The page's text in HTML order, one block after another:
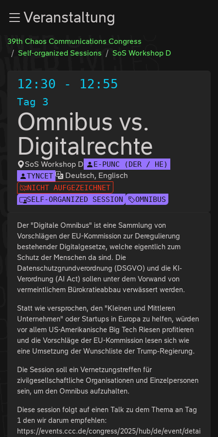
Zum InhaltVeranstaltung
39th Chaos Communications Congress
Self-organized Sessions
SoS Workshop D
12:30 - 12:55
Tag 3
Omnibus vs.
Digitalrechte
SoS Workshop D
E-PUNC (DER / HE)
TYNCET
Deutsch, Englisch
NICHT AUFGEZEICHNET
SELF-ORGANIZED SESSION
OMNIBUS
Der "Digitale Omnibus" ist eine Sammlung von
Vorschlägen der EU-Kommission zur Deregulierung
bestehender Digitalgesetze, welche eigentlich zum
Schutz der Menschen da sind. Die
Datenschutzgrundverordnung (DSGVO) und die KI-
Verordnung (AI Act) sollen unter dem Vorwand von
vermeintlichem Bürokratieabbau verwässert werden.
Statt wie versprochen, den "Kleinen und Mittleren
Unternehmen" oder Startups in Europa zu helfen, würden
vor allem US-Amerikanische Big Tech Riesen profitieren
und die Vorschläge der EU-Kommission lesen sich wie
eine Umsetzung der Wunschliste der Trump-Regierung.
Die Session soll ein Vernetzungstreffen für
zivilgesellschaftliche Organisationen und Einzelpersonen
sein, um den Omnibus aufzuhalten.
Diese session folgt auf einen Talk zu dem Thema an Tag
1 den wir darum empfehlen:
https://events.ccc.de/congress/2025/hub/de/event/detai